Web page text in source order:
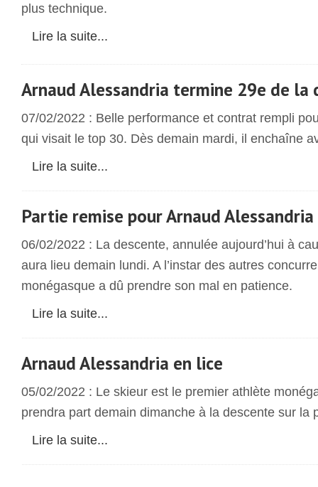
plus technique.
Lire la suite...
Arnaud Alessandria termine 29e de la
07/02/2022 : Belle performance et contrat rempli
qui visait le top 30. Dès demain mardi, il enchaîne
Lire la suite...
Partie remise pour Arnaud Alessandria
06/02/2022 : La descente, annulée aujourd’hui à
aura lieu demain lundi. A l’instar des autres
monégasque a dû prendre son mal en patience.
Lire la suite...
Arnaud Alessandria en lice
05/02/2022 : Le skieur est le premier athlète
prendra part demain dimanche à la descente sur la
Lire la suite...